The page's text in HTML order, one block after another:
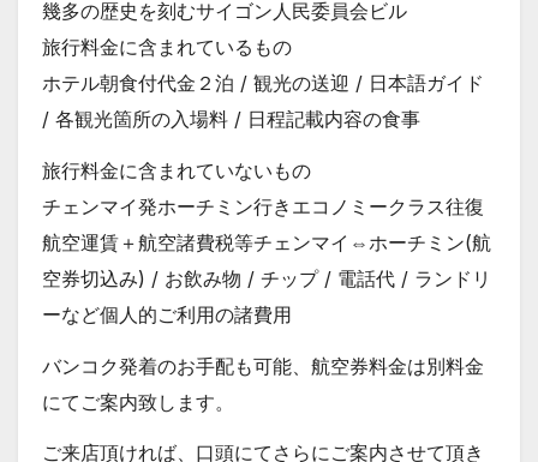
幾多の歴史を刻むサイゴン人民委員会ビル
旅行料金に含まれているもの
ホテル朝食付代金２泊 / 観光の送迎 / 日本語ガイド
/ 各観光箇所の入場料 / 日程記載内容の食事
旅行料金に含まれていないもの
チェンマイ発ホーチミン行きエコノミークラス往復
航空運賃＋航空諸費税等チェンマイ⇔ホーチミン(航
空券切込み) / お飲み物 / チップ / 電話代 / ランドリ
ーなど個人的ご利用の諸費用
バンコク発着のお手配も可能、航空券料金は別料金
にてご案内致します。
ご来店頂ければ、口頭にてさらにご案内させて頂き